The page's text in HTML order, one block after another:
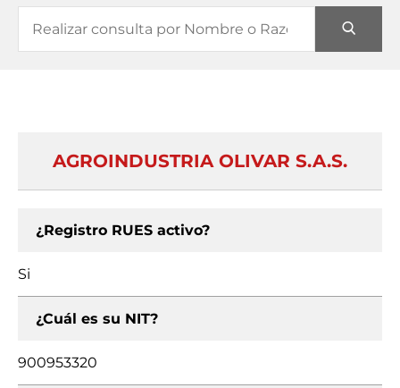
AGROINDUSTRIA OLIVAR S.A.S.
¿Registro RUES activo?
Si
¿Cuál es su NIT?
900953320